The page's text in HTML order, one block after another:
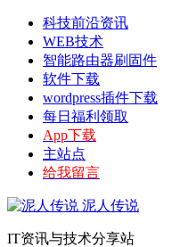
科技前沿资讯
WEB技术
智能路由器刷固件
软件下载
wordpress插件下载
每日福利领取
App下载
主站点
给我留言
泥人传说
IT资讯与技术分享站